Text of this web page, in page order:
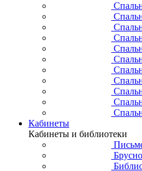
Кабинеты
Кабинеты и библиотеки